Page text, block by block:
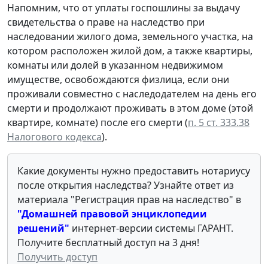
Напомним, что от уплаты госпошлины за выдачу
свидетельства о праве на наследство при
наследовании жилого дома, земельного участка, на
котором расположен жилой дом, а также квартиры,
комнаты или долей в указанном недвижимом
имуществе, освобождаются физлица, если они
проживали совместно с наследодателем на день его
смерти и продолжают проживать в этом доме (этой
квартире, комнате) после его смерти (п. 5 ст. 333.38
Налогового кодекса).
Какие документы нужно предоставить нотариусу
после открытия наследства? Узнайте ответ из
материала "Регистрация прав на наследство" в
"Домашней правовой энциклопедии
решений" интернет-версии системы ГАРАНТ.
Получите бесплатный доступ на 3 дня!
Получить доступ